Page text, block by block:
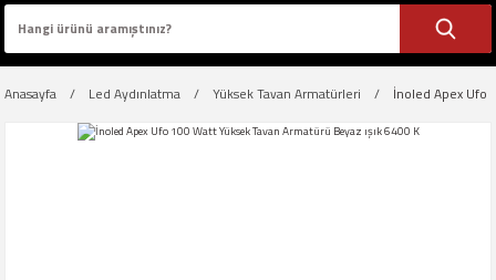
Anasayfa Led Aydınlatma Yüksek Tavan Armatürleri İnoled Apex Ufo